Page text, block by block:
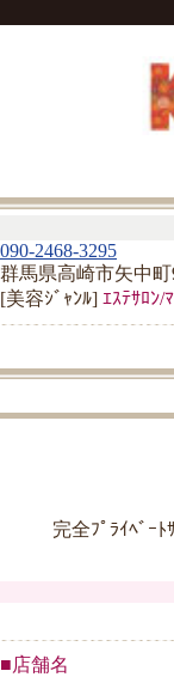
090-2468-3295
群馬県高崎市矢中町
[美容ｼﾞｬﾝﾙ] ｴｽﾃｻﾛﾝ/
完全ﾌﾟﾗｲﾍﾞｰ
■店舗名